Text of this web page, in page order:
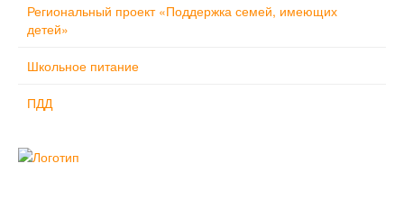
Региональный проект «Поддержка семей, имеющих
детей»
Школьное питание
ПДД